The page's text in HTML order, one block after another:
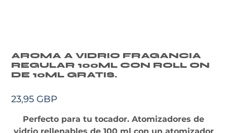
AROMA A VIDRIO FRAGANCIA
REGULAR 100ML CON ROLL ON
DE 10ML GRATIS.
23,95 GBP
Perfecto para tu tocador. Atomizadores de